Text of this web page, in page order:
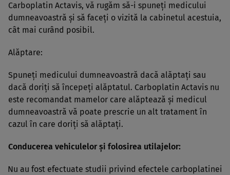
Carboplatin Actavis, vă rugăm să-i spuneţi medicului
dumneavoastră şi să faceţi o vizită la cabinetul acestuia,
cât mai curând posibil.
Alăptare:
Spuneţi medicului dumneavoastră dacă alăptaţi sau
dacă doriţi să începeţi alăptatul. Carboplatin Actavis nu
este recomandat mamelor care alăptează şi medicul
dumneavoastră vă poate prescrie un alt tratament în
cazul în care doriţi să alăptaţi.
Conducerea vehiculelor şi folosirea utilajelor:
Nu au fost efectuate studii privind efectele carboplatinei